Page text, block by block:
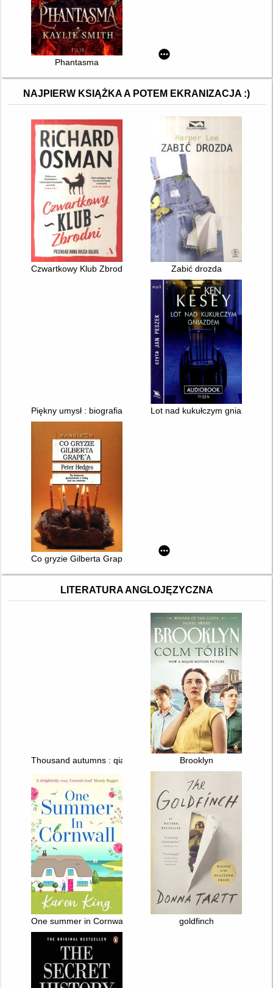
Phantasma
NAJPIERW KSIĄŻKA A POTEM EKRANIZACJA :)
Czwartkowy Klub Zbrodni Zabić drozda
Piękny umysł : biografia genialnego matematyka Johna Nasha
Lot nad kukułczym gniazdem
Co gryzie Gilberta Grape'a
LITERATURA ANGLOJĘZYCZNA
Thousand autumns : qian qiu. T. 5 Brooklyn
One summer in Cornwall goldfinch